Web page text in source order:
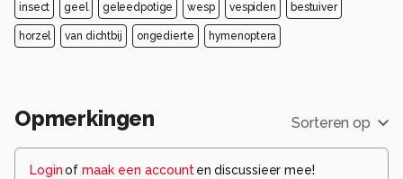
insect geel geleedpotige wesp vespiden bestuiver
horzel van dichtbij ongedierte hymenoptera
Opmerkingen Sorteren op
Loginof maak een account en discussieer mee!